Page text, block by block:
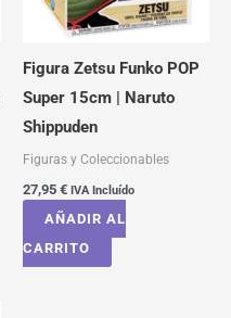
Figura Zetsu Funko POP
Super 15cm | Naruto
Shippuden
Figuras y Coleccionables
27,95 € IVA Incluído
AÑADIR AL
CARRITO